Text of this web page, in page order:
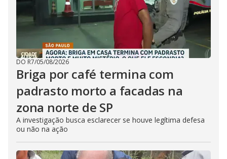
DO R7/05/08/2026
Briga por café termina com
padrasto morto a facadas na
zona norte de SP
A investigação busca esclarecer se houve legítima defesa
ou não na ação